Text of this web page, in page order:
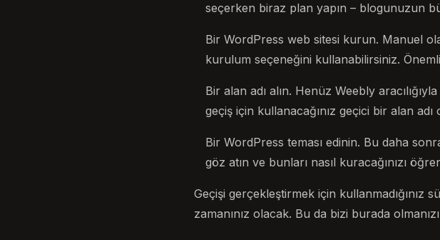
seçerken biraz plan yapın – blogunuzun
Bir WordPress web sitesi kurun. Manuel
kurulum seçeneğini kullanabilirsiniz.
Bir alan adı alın. Henüz Weebly
geçiş için kullanacağınız geçici bir alan adı
Bir WordPress teması edinin. Bu daha
göz atın ve bunları nasıl kuracağınızı
Geçişi gerçekleştirmek için
zamanınız olacak. Bu da bizi burada